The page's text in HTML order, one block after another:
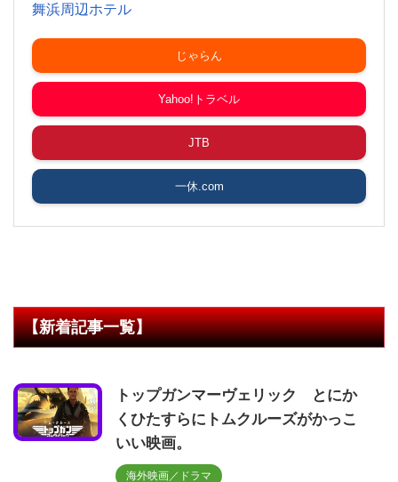
舞浜周辺ホテル
じゃらん
Yahoo!トラベル
JTB
一休.com
【新着記事一覧】
トップガンマーヴェリック とにか
くひたすらにトムクルーズがかっこ
いい映画。
海外映画／ドラマ